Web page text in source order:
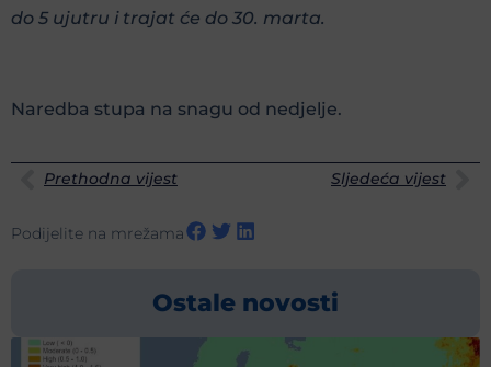
do 5 ujutru i trajat će do 30. marta.
Naredba stupa na snagu od nedjelje.
Prethodna vijest Sljedeća vijest
Podijelite na mrežama
Ostale novosti